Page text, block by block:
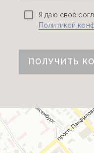
Я даю своё
Политикой
ПОЛУЧИТЬ